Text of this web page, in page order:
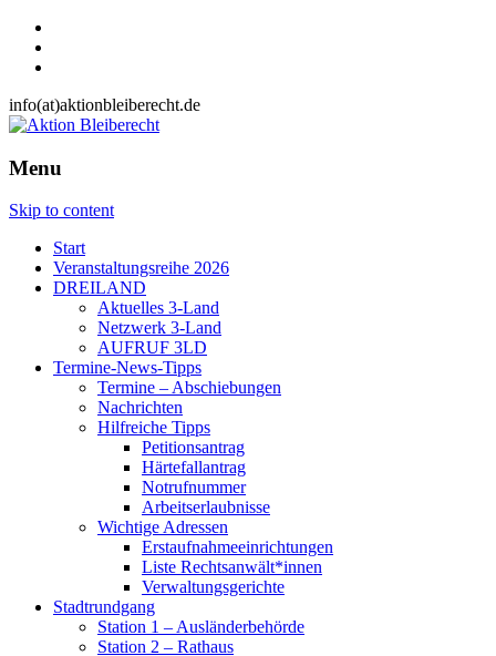
info(at)aktionbleiberecht.de
Menu
Skip to content
Start
Veranstaltungsreihe 2026
DREILAND
Aktuelles 3-Land
Netzwerk 3-Land
AUFRUF 3LD
Termine-News-Tipps
Termine – Abschiebungen
Nachrichten
Hilfreiche Tipps
Petitionsantrag
Härtefallantrag
Notrufnummer
Arbeitserlaubnisse
Wichtige Adressen
Erstaufnahmeeinrichtungen
Liste Rechtsanwält*innen
Verwaltungsgerichte
Stadtrundgang
Station 1 – Ausländerbehörde
Station 2 – Rathaus